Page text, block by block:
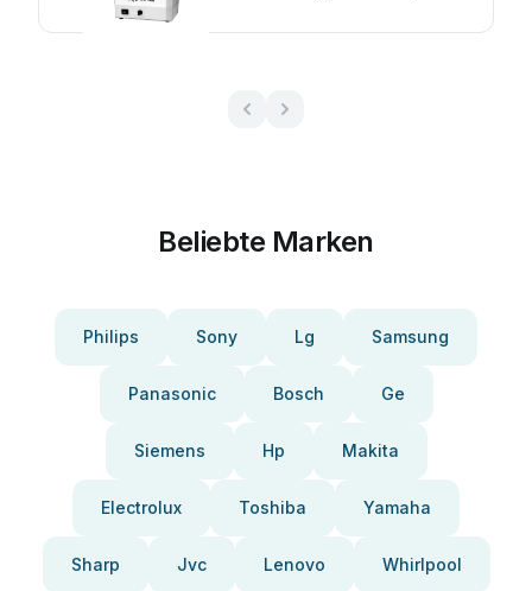
Beliebte Marken
Philips Sony Lg Samsung
Panasonic Bosch Ge
Siemens Hp Makita
Electrolux Toshiba Yamaha
Sharp Jvc Lenovo Whirlpool